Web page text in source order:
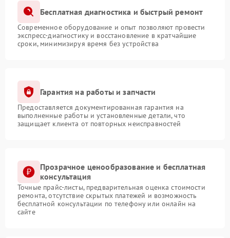
Бесплатная диагностика и быстрый ремонт
Современное оборудование и опыт позволяют провести
экспресс-диагностику и восстановление в кратчайшие
сроки, минимизируя время без устройства
Гарантия на работы и запчасти
Предоставляется документированная гарантия на
выполненные работы и установленные детали, что
защищает клиента от повторных неисправностей
Прозрачное ценообразование и бесплатная
консультация
Точные прайс-листы, предварительная оценка стоимости
ремонта, отсутствие скрытых платежей и возможность
бесплатной консультации по телефону или онлайн на
сайте